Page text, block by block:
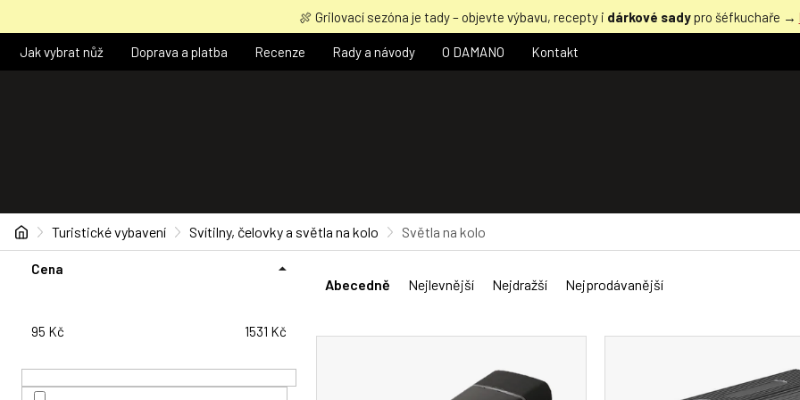
obsah
🍖 Grilovací sezóna je tady – objevte výbavu, recepty i dárkové sadypro šéfkuchaře →
Jak vybrat nůž Doprava a platba Recenze Rady a návody O DAMANO Kontakt
DomůTuristické vybavení Svítilny, čelovky a světla na kolo Světla na kolo
Cena
95 Kč 1531 Kč
n
Abecedně Nejlevnější Nejdražší Nejprodávanější